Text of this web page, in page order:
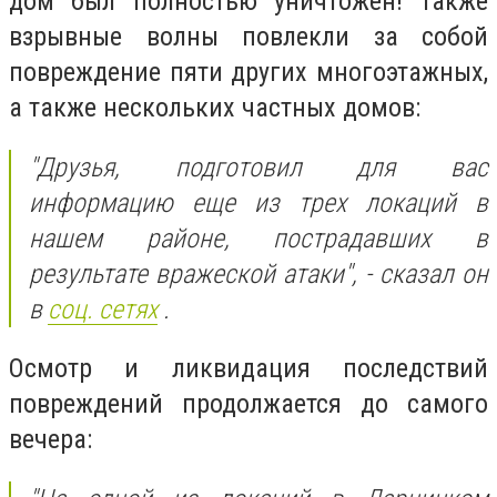
взрывные волны повлекли за собой
повреждение пяти других многоэтажных,
а также нескольких частных домов:
"Друзья, подготовил для вас
информацию еще из трех локаций в
нашем районе, пострадавших в
результате вражеской атаки", - сказал он
в соц. сетях.
Осмотр и ликвидация последствий
повреждений продолжается до самого
вечера: